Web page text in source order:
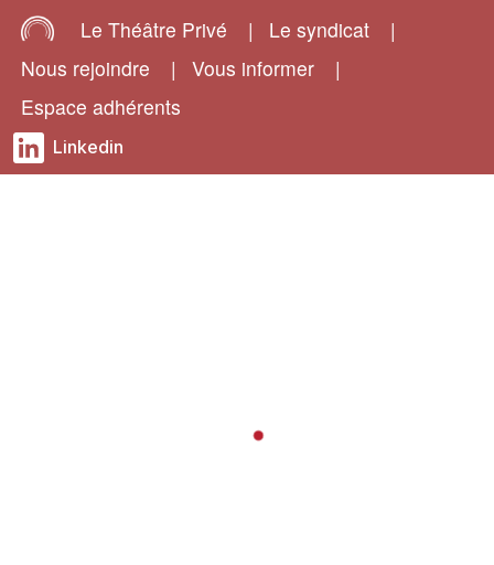
Le Théâtre Privé | Le syndicat
|
Nous rejoindre
| Vous informer
|
Espace adhérents
Linkedin